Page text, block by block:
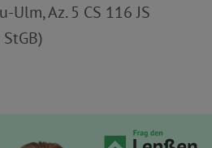
Ulm, Az. 5 CS 116 JS